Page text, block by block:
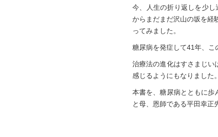
今、人生の折り返しを少
からまだまだ沢山の坂を経
ってみました。
糖尿病を発症して41年、
治療法の進化はすさまじい
感じるようにもなりました
本書を、糖尿病とともに歩
と母、恩師である平田幸正